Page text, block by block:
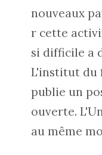
nouveaux
r cette
si difficile a
L'institut du
publie un
ouverte.
au même